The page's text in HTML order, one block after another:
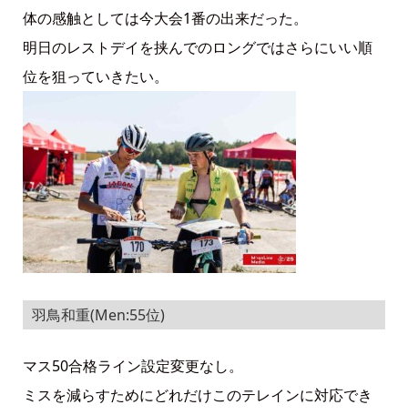
体の感触としては今大会1番の出来だった。
明日のレストデイを挟んでのロングではさらにいい順
位を狙っていきたい。
羽鳥和重(Men:55位)
マス50合格ライン設定変更なし。
ミスを減らすためにどれだけこのテレインに対応でき